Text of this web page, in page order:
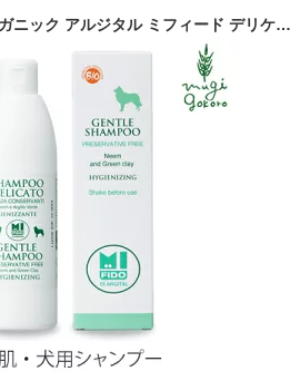
犬用 シャンプー オーガニック アルジタル ミフィード デリケート用オーガニックシャンプー 250ml 犬用 購入金額別特典あり 無添加 正規品 石澤研究所 シャンプー 犬用 天然 ナチュラル ノンケミカル 敏感肌